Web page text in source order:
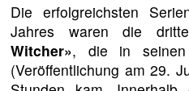
Die erfolgreichsten
Jahres waren die
Witcher», die in seinen
(Veröffentlichung am 29.